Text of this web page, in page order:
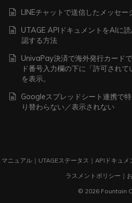
LINEチャットで送信したメッセー
UTAGE APIドキュメントをAIに
認する方法
UnivaPay決済で海外発行カード
ド番号入力欄の下に「許可されて
を表示。
Googleスプレッドシート連携で
り替わらない／表示されない
マニュアル ｜ UTAGEステータス ｜ APIドキュメ
ラスメントポリシー ｜
© 2026 Fountain